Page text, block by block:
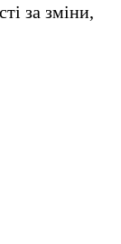
за зміни,